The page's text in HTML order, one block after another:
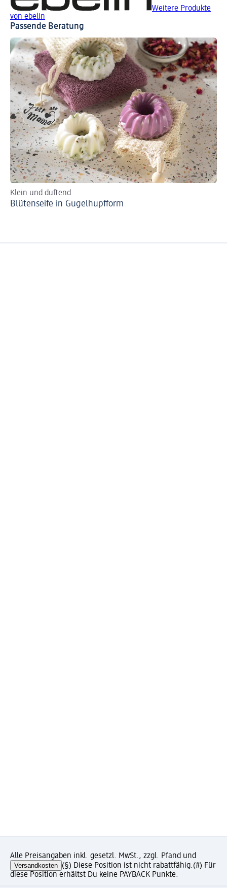
Weitere Produkte
von ebelin
Passende Beratung
Klein und duftend
Blütenseife in Gugelhupfform
Alle Preisangaben inkl. gesetzl. MwSt., zzgl. Pfand und
Versandkosten (§) Diese Position ist nicht rabattfähig.(#) Für
diese Position erhältst Du keine PAYBACK Punkte.